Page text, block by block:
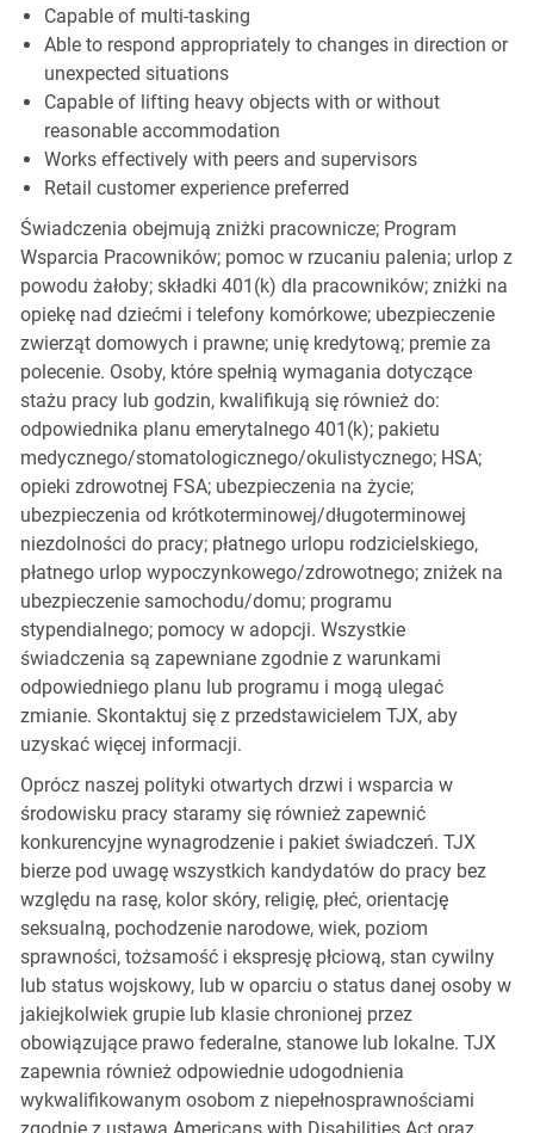
Capable of multi-tasking
Able to respond appropriately to changes in direction or
unexpected situations
Capable of lifting heavy objects with or without
reasonable accommodation
Works effectively with peers and supervisors
Retail customer experience preferred
Świadczenia obejmują zniżki pracownicze; Program
Wsparcia Pracowników; pomoc w rzucaniu palenia; urlop z
powodu żałoby; składki 401(k) dla pracowników; zniżki na
opiekę nad dziećmi i telefony komórkowe; ubezpieczenie
zwierząt domowych i prawne; unię kredytową; premie za
polecenie. Osoby, które spełnią wymagania dotyczące
stażu pracy lub godzin, kwalifikują się również do:
odpowiednika planu emerytalnego 401(k); pakietu
medycznego/stomatologicznego/okulistycznego; HSA;
opieki zdrowotnej FSA; ubezpieczenia na życie;
ubezpieczenia od krótkoterminowej/długoterminowej
niezdolności do pracy; płatnego urlopu rodzicielskiego,
płatnego urlop wypoczynkowego/zdrowotnego; zniżek na
ubezpieczenie samochodu/domu; programu
stypendialnego; pomocy w adopcji. Wszystkie
świadczenia są zapewniane zgodnie z warunkami
odpowiedniego planu lub programu i mogą ulegać
zmianie. Skontaktuj się z przedstawicielem TJX, aby
uzyskać więcej informacji.
Oprócz naszej polityki otwartych drzwi i wsparcia w
środowisku pracy staramy się również zapewnić
konkurencyjne wynagrodzenie i pakiet świadczeń. TJX
bierze pod uwagę wszystkich kandydatów do pracy bez
względu na rasę, kolor skóry, religię, płeć, orientację
seksualną, pochodzenie narodowe, wiek, poziom
sprawności, tożsamość i ekspresję płciową, stan cywilny
lub status wojskowy, lub w oparciu o status danej osoby w
jakiejkolwiek grupie lub klasie chronionej przez
obowiązujące prawo federalne, stanowe lub lokalne. TJX
zapewnia również odpowiednie udogodnienia
wykwalifikowanym osobom z niepełnosprawnościami
zgodnie z ustawą Americans with Disabilities Act oraz